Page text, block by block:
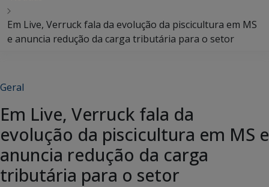
Em Live, Verruck fala da evolução da piscicultura em MS
e anuncia redução da carga tributária para o setor
Geral
Em Live, Verruck fala da
evolução da piscicultura em MS e
anuncia redução da carga
tributária para o setor